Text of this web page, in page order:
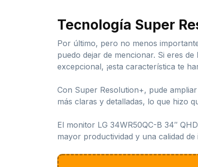
Tecnología Super
Por último, pero no menos
puedo dejar de mencionar. Si eres
excepcional, ¡esta característica te
Con Super Resolution+, pude
más claras y detalladas, lo que hizo
El monitor LG 34WR50QC-B 34″
mayor productividad y una calidad